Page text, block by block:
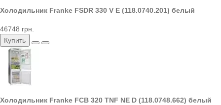
Холодильник Franke FSDR 330 V E (118.0740.201) белый
46748 грн.
Купить
Холодильник Franke FCB 320 TNF NE D (118.0748.662) белый